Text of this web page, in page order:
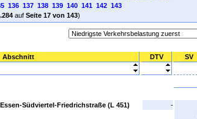
136 137 138 139 140 141 142 143
auf Seite 17 von 143)
Abschnitt DTV SV
Südviertel-Friedrichstraße (L 451)
-